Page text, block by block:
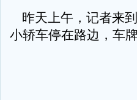
昨天上午，记者来
小轿车停在路边，车